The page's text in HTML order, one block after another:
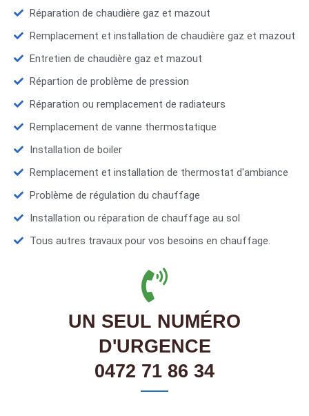
Réparation de chaudière gaz et mazout
Remplacement et installation de chaudière gaz et mazout
Entretien de chaudière gaz et mazout
Répartion de problème de pression
Réparation ou remplacement de radiateurs
Remplacement de vanne thermostatique
Installation de boiler
Remplacement et installation de thermostat d'ambiance
Problème de régulation du chauffage
Installation ou réparation de chauffage au sol
Tous autres travaux pour vos besoins en chauffage.
UN SEUL NUMÉRO
D'URGENCE
0472 71 86 34